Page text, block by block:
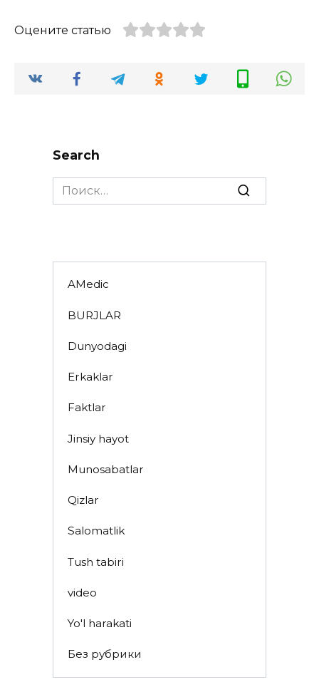
Оцените статью
Search
Search
for:
AMedic
BURJLAR
Dunyodagi
Erkaklar
Faktlar
Jinsiy hayot
Munosabatlar
Qizlar
Salomatlik
Tush tabiri
video
Yo'l harakati
Без рубрики